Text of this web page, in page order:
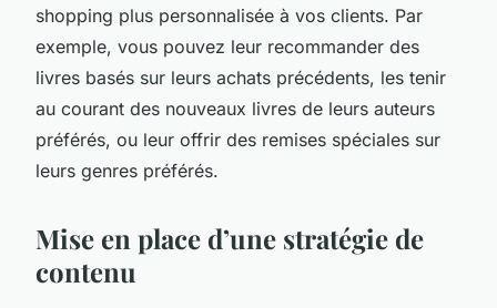
shopping plus personnalisée à vos clients. Par
exemple, vous pouvez leur recommander des
livres basés sur leurs achats précédents, les tenir
au courant des nouveaux livres de leurs auteurs
préférés, ou leur offrir des remises spéciales sur
leurs genres préférés.
Mise en place d’une stratégie de
contenu